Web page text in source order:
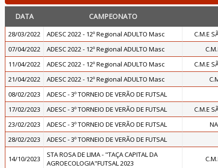
DATA CAMPEONATO
28/03/2022 ADESC 2022 - 12º Regional ADULTO Masc
C.M.E
07/04/2022
ADESC 2022 - 12º Regional ADULTO Masc
11/04/2022
ADESC 2022 - 12º Regional ADULTO Masc
C.M.E
21/04/2022
ADESC 2022 - 12º Regional ADULTO Masc
08/02/2023
ADESC - 3º TORNEIO DE VERÃO DE FUTSAL
17/02/2023
ADESC - 3º TORNEIO DE VERÃO DE FUTSAL
C.M.E
23/02/2023
ADESC - 3º TORNEIO DE VERÃO DE FUTSAL
28/02/2023
ADESC - 3º TORNEIO DE VERÃO DE FUTSAL
14/10/2023
STA ROSA DE LIMA - "TAÇA CAPITAL DA
AGROECOLOGIA"FUTSAL 2023